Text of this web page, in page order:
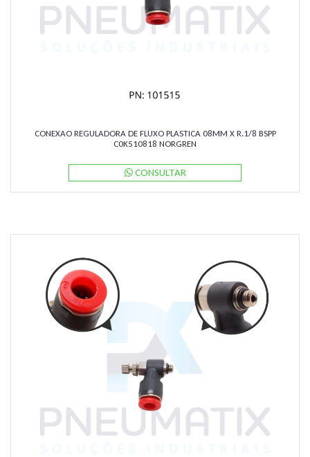
CONEXAO REGULADORA DE FLUXO PLASTICA 08MM X R.1/8 BSPP
C0K510818 NORGREN
CONSULTAR